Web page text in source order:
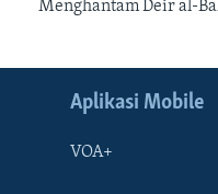
Menghantam Deir al-
Aplikasi Mobile
VOA+